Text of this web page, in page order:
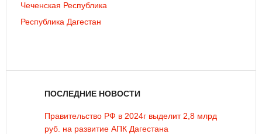
Чеченская Республика
Республика Дагестан
ПОСЛЕДНИЕ НОВОСТИ
Правительство РФ в 2024г выделит 2,8 млрд
руб. на развитие АПК Дагестана